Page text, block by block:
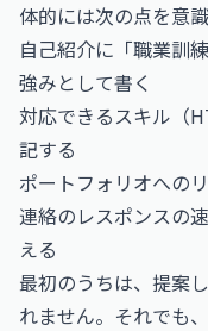
体的には次の点を意識
自己紹介に「職業訓
強みとして書く
対応できるスキル（
記する
ポートフォリオへの
連絡のレスポンスの
える
最初のうちは、提案
れません。それでも